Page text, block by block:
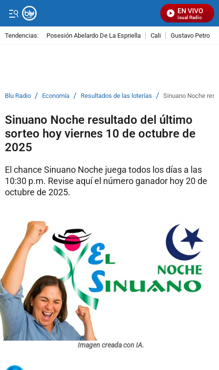
EN VIVO
Señal Visual Radio
Tendencias: Posesión Abelardo De La Espriella Cali Gustavo Petro
Blu Radio / Economía / Resultados de las loterías / Sinuano Noche
Sinuano Noche resultado del último
sorteo hoy viernes 10 de octubre de
2025
El chance Sinuano Noche juega todos los días a las
10:30 p.m. Revise aquí el número ganador hoy 20 de
octubre de 2025.
Imagen creada con IA.